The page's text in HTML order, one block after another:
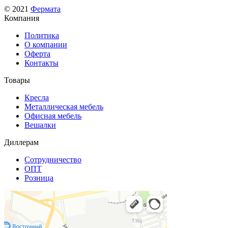
© 2021 Фермата
Компания
Политика
О компании
Оферта
Контакты
Товары
Кресла
Металлическая мебель
Офисная мебель
Вешалки
Диллерам
Сотрудничество
ОПТ
Розница